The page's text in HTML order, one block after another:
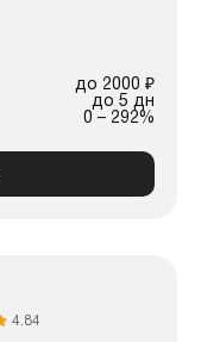
до 2000 ₽
до 5 дн
0 – 292%
4.84